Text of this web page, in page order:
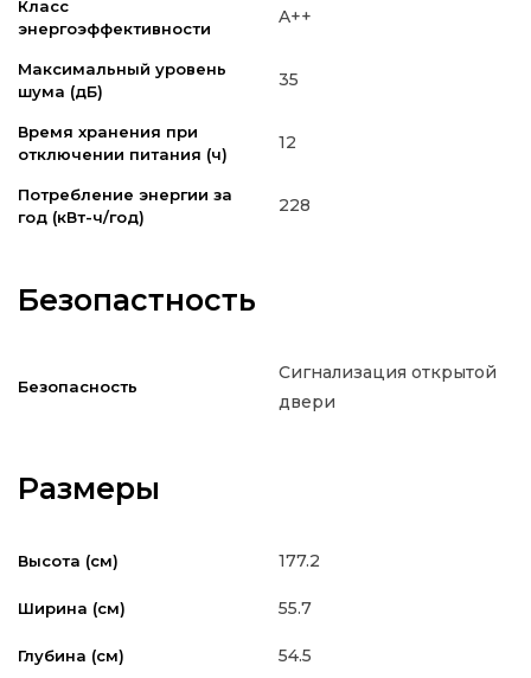
Класс
энергоэффективности
A++
Максимальный уровень
шума (дБ)
35
Время хранения при
отключении питания (ч)
12
Потребление энергии за
год (кВт-ч/год)
228
Безопастность
Безопасность
Сигнализация открытой
двери
Размеры
Высота (см) 177.2
Ширина (см) 55.7
Глубина (см) 54.5